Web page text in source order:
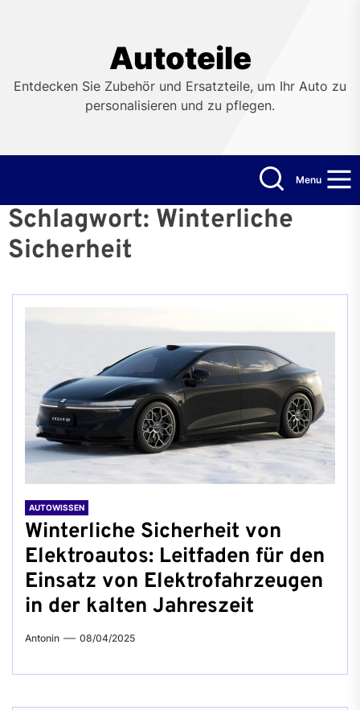
Autoteile
Entdecken Sie Zubehör und Ersatzteile, um Ihr Auto zu
personalisieren und zu pflegen.
Menu
Schlagwort: Winterliche
Sicherheit
AUTOWISSEN
Winterliche Sicherheit von
Elektroautos: Leitfaden für den
Einsatz von Elektrofahrzeugen
in der kalten Jahreszeit
Antonin 08/04/2025